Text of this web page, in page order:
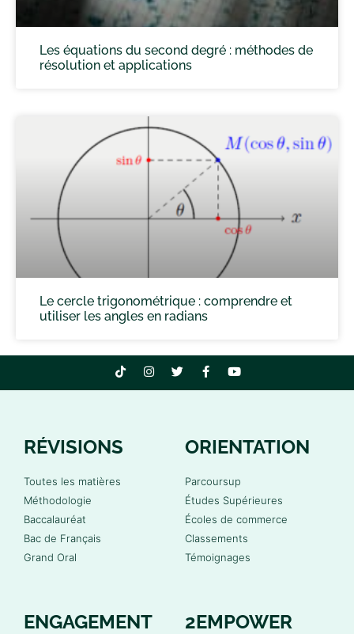
Les équations du second degré : méthodes de
résolution et applications
Le cercle trigonométrique : comprendre et
utiliser les angles en radians
RÉVISIONS
Toutes les matières
Méthodologie
Baccalauréat
Bac de Français
Grand Oral
ORIENTATION
Parcoursup
Études Supérieures
Écoles de commerce
Classements
Témoignages
ENGAGEMENT 2EMPOWER